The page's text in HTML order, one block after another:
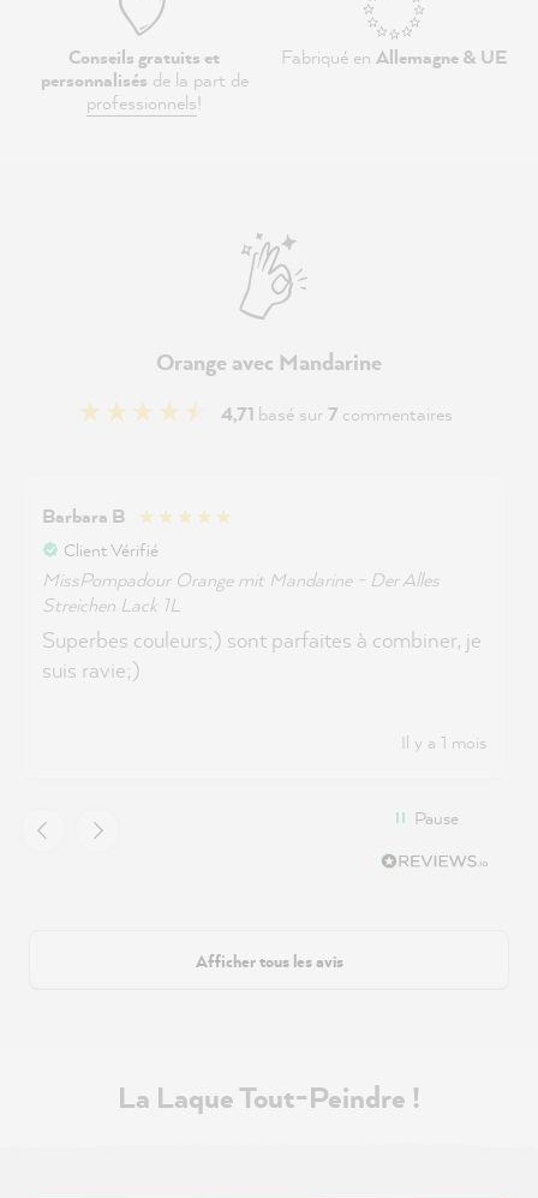
Conseils gratuits et
personnalisés de la part de
professionnels!
Fabriqué en Allemagne & UE
Orange avec Mandarine
4,71 basé sur 7 commentaires
Barbara B
Client Vérifié
MissPompadour Orange mit Mandarine - Der Alles
Streichen Lack 1L
Superbes couleurs;) sont parfaites à combiner, je
suis ravie;)
Il y a 1 mois
Pause
Afficher tous les avis
La Laque Tout-Peindre !